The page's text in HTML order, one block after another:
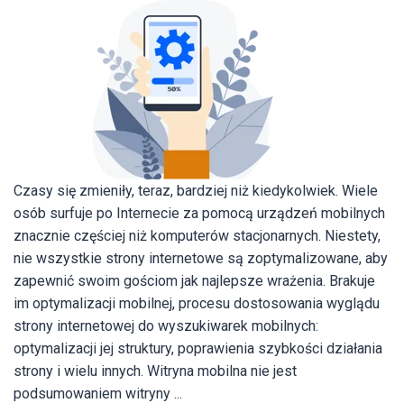
Czasy się zmieniły, teraz, bardziej niż kiedykolwiek. Wiele
osób surfuje po Internecie za pomocą urządzeń mobilnych
znacznie częściej niż komputerów stacjonarnych. Niestety,
nie wszystkie strony internetowe są zoptymalizowane, aby
zapewnić swoim gościom jak najlepsze wrażenia. Brakuje
im optymalizacji mobilnej, procesu dostosowania wyglądu
strony internetowej do wyszukiwarek mobilnych:
optymalizacji jej struktury, poprawienia szybkości działania
strony i wielu innych. Witryna mobilna nie jest
podsumowaniem witryny ...